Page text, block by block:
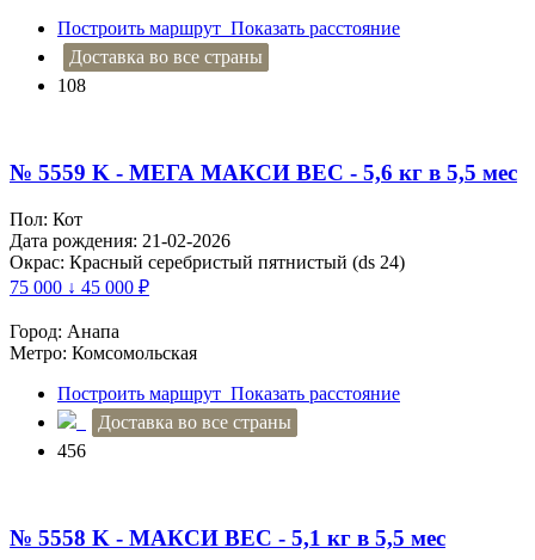
Построить маршрут Показать расстояние
Доставка во все страны
108
№ 5559 K - МЕГА МАКСИ ВЕС - 5,6 кг в 5,5 мес
Пол: Кот
Дата рождения: 21-02-2026
Окрас: Красный серебристый пятнистый (ds 24)
75 000 ↓ 45 000 ₽
Город: Анапа
Метро: Комсомольская
Построить маршрут Показать расстояние
Доставка во все страны
456
№ 5558 K - МАКСИ ВЕС - 5,1 кг в 5,5 мес